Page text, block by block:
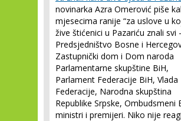
novinarka Azra Omerović piše
mjesecima ranije “za uslove u
žive štićenici u Pazariću znali svi -
Predsjedništvo Bosne i
Zastupnički dom i Dom naroda
Parlamentarne skupštine BiH,
Parlament Federacije BiH, Vlada
Federacije, Narodna skupština
Republike Srpske, Ombudsmeni
ministri i premijeri. Niko nije